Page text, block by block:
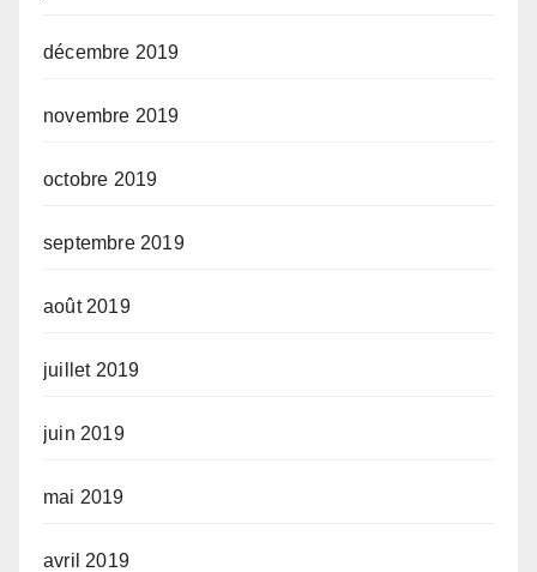
décembre 2019
novembre 2019
octobre 2019
septembre 2019
août 2019
juillet 2019
juin 2019
mai 2019
avril 2019